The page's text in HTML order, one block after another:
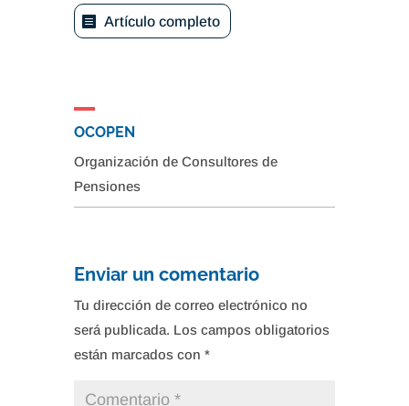
Artículo completo
OCOPEN
Organización de Consultores de
Pensiones
Enviar un comentario
Tu dirección de correo electrónico no
será publicada. Los campos obligatorios
están marcados con *